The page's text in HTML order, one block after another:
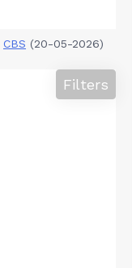
CBS (20-05-2026)
Filters